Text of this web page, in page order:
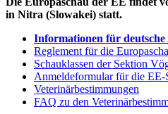
in Nitra (Slowakei) statt.
Informationen für deutsche
Reglement für die
Schauklassen der Sektion
Anmeldeformular für die EE-
Veterinärbestimmungen
FAQ zu den